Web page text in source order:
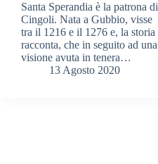
Santa Sperandia è la patrona di
Cingoli. Nata a Gubbio, visse
tra il 1216 e il 1276 e, la storia
racconta, che in seguito ad una
visione avuta in tenera…
13 Agosto 2020